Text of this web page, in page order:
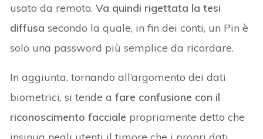
usato da remoto.Va quindi rigettata la tesi
diffusasecondo la quale, in fin dei conti, un Pin è
solo una password più semplice da ricordare.
In aggiunta, tornando all’argomento dei dati
biometrici, si tende afare confusione con il
riconoscimento facciale propriamente detto che